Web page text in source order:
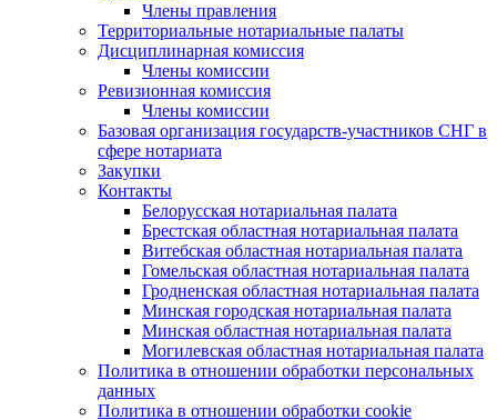
Члены правления
Территориальные нотариальные палаты
Дисциплинарная комиссия
Члены комиссии
Ревизионная комиссия
Члены комиссии
Базовая организация государств-участников СНГ в
сфере нотариата
Закупки
Контакты
Белорусская нотариальная палата
Брестская областная нотариальная палата
Витебская областная нотариальная палата
Гомельская областная нотариальная палата
Гродненская областная нотариальная палата
Минская городская нотариальная палата
Минская областная нотариальная палата
Могилевская областная нотариальная палата
Политика в отношении обработки персональных
данных
Политика в отношении обработки cookie